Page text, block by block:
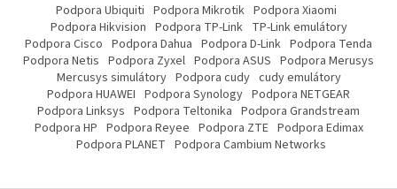
Podpora Ubiquiti Podpora Mikrotik Podpora Xiaomi
Podpora Hikvision Podpora TP-Link TP-Link emulátory
Podpora Cisco Podpora Dahua Podpora D-Link Podpora Tenda
Podpora Netis Podpora Zyxel Podpora ASUS Podpora Merusys
Mercusys simulátory Podpora cudy cudy emulátory
Podpora HUAWEI Podpora Synology Podpora NETGEAR
Podpora Linksys Podpora Teltonika Podpora Grandstream
Podpora HP Podpora Reyee Podpora ZTE Podpora Edimax
Podpora PLANET Podpora Cambium Networks